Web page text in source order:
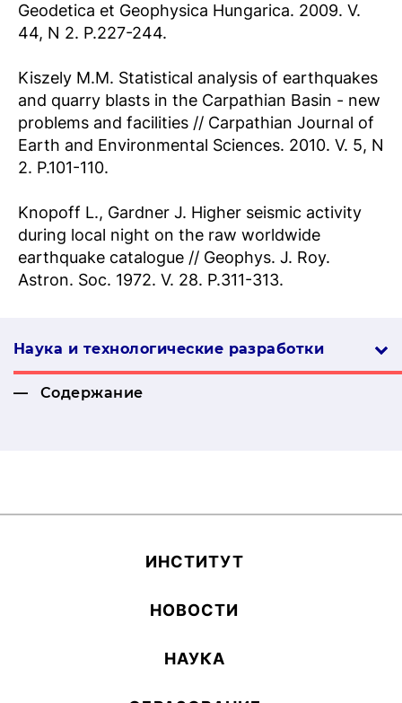
Geodetica et Geophysica Hungarica. 2009. V.
44, N 2. P.227-244.
Kiszely M.M. Statistical analysis of earthquakes
and quarry blasts in the Carpathian Basin - new
problems and facilities // Carpathian Journal of
Earth and Environmental Sciences. 2010. V. 5, N
2. P.101-110.
Knopoff L., Gardner J. Higher seismic activity
during local night on the raw worldwide
earthquake catalogue // Geophys. J. Roy.
Astron. Soc. 1972. V. 28. P.311-313.
Наука и технологические разработки
Содержание
ИН­СТИ­ТУТ
НОВОСТИ
НАУКА